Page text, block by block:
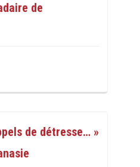
de
de détresse… »